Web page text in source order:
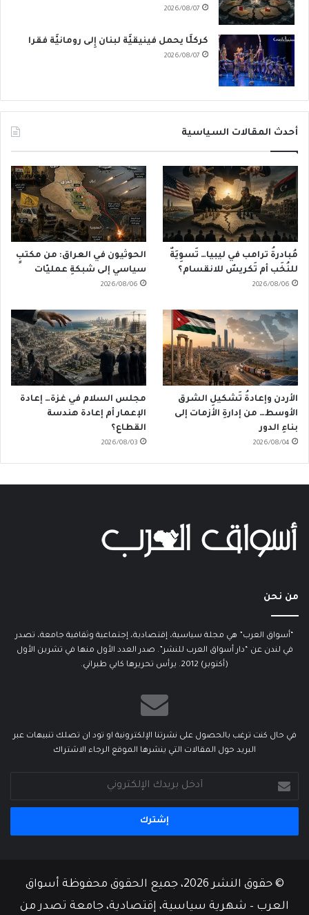
2026/08/07
كركلَّا يحمل فينيقيَّة لبنان إِلى رومانيَّة فقرا
2026/08/07
أحدث المقالات السياسية
مُبادرةُ ترامب في ليبيا… تَسوِيَةٌ
للنُخَب أم تَكريسٌ للانقسام؟
2026/08/06
الحوثيون في العراق: من مكتبٍ
سياسي إلى شبكةِ عمليّات
2026/08/06
الأردن وإعادةُ تَشكيلِ الشرق
الأوسط… من إدارةِ الأزمات إلى
بناءِ الدور
2026/08/04
مجلس السلام في غزة… إعادة
الإعمار أم إعادة هندسة
القطاع؟
2026/08/03
من نحن
“أسواق العرب” هي مجلة سياسية، إقتصادية، إجتماعية وثقافية جامعة، تصدر
في لندن عن “دار أسواق العرب للنشر”. صدر العدد الأول منها في تشرين الأول
(أكتوبر) 2012. يرأس تحريرها كابي طبراني.
في حال كنت ترغب بالحصول على نشرتنا الإلكترونية او تود ان تصلك تنبيهات عبر
البريد حول المقالات التي ينشرها الموقع الرجاء الاشتراك
بريدك
الإلكتروني
© حقوق النشر 2026، جميع الحقوق محفوظة أسواق
العرب – شهرية سياسية، إقتصادية، جامعة تصدر من